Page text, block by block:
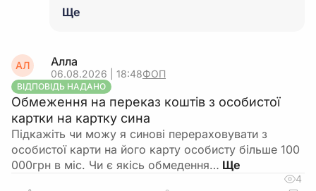
Ще
АЛ Алла
06.08.2026 | 18:48ФОП
ВІДПОВІДЬ НАДАНО
Обмеження на переказ коштів з особистої
картки на картку сина
Підкажіть чи можу я синові перераховувати з
особистої карти на його карту особисту більше 100
000грн в міс. Чи є якісь обмедення…
4